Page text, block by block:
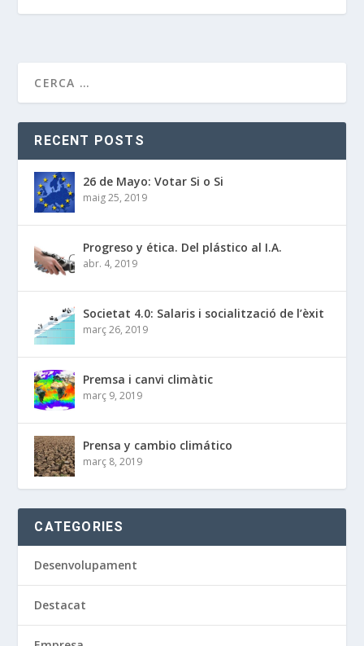
RECENT POSTS
26 de Mayo: Votar Si o Si
maig 25, 2019
Progreso y ética. Del plástico al I.A.
abr. 4, 2019
Societat 4.0: Salaris i socialització de l’èxit
març 26, 2019
Premsa i canvi climàtic
març 9, 2019
Prensa y cambio climático
març 8, 2019
CATEGORIES
Desenvolupament
Destacat